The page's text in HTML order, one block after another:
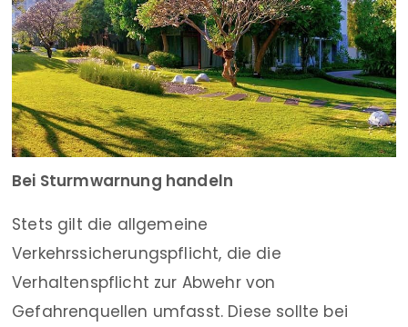
Bei Sturmwarnung handeln
Stets gilt die allgemeine
Verkehrssicherungspflicht, die die
Verhaltenspflicht zur Abwehr von
Gefahrenquellen umfasst. Diese sollte bei